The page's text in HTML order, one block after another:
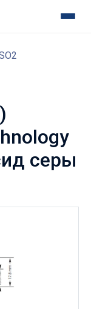
серы